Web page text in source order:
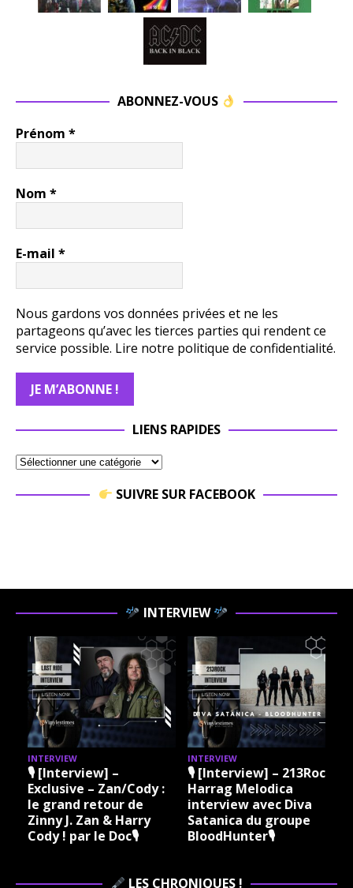
ABONNEZ-VOUS
Prénom *
Nom *
E-mail *
Nous gardons vos données privées et ne les
partageons qu’avec les tierces parties qui rendent ce
service possible. Lire notre politique de confidentialité.
LIENS RAPIDES
SUIVRE SUR FACEBOOK
INTERVIEW
INTERVIEW
🎙 [Interview] –
Exclusive – Zan/Cody :
le grand retour de
Zinny J. Zan & Harry
Cody ! par le Doc🎙
INTERVIEW
🎙 [Interview] – 213Rock
Harrag Melodica
interview avec Diva
Satanica du groupe
BloodHunter🎙
LES CHRONIQUES !